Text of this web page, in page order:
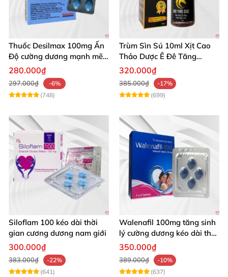
Thuốc Desilmax 100mg Ấn
Độ cường dương mạnh mẽ
tăng sinh lý phái mạnh
280.000₫
297.000₫
-6%
(748)
Trùm Sìn Sú 10ml Xịt Cao
Thảo Dược Ê Đê Tăng
Cường Sinh Lý
320.000₫
385.000₫
-17%
(699)
Siloflam 100 kéo dài thời
gian cương dương nam giới
300.000₫
383.000₫
-22%
(641)
Walenafil 100mg tăng sinh
lý cường dương kéo dài thời
gian
350.000₫
389.000₫
-10%
(637)